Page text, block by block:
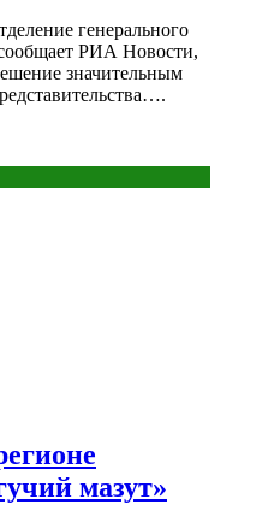
генерального
РИА Новости,
значительным
мазут»